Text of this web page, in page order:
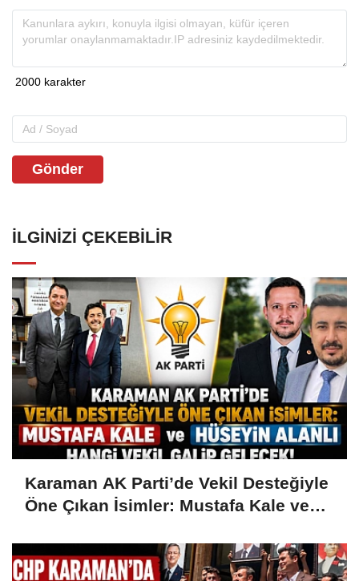
Gönder
İLGINIZI ÇEKEBILIR
Karaman AK Parti’de Vekil Desteğiyle
Öne Çıkan İsimler: Mustafa Kale ve